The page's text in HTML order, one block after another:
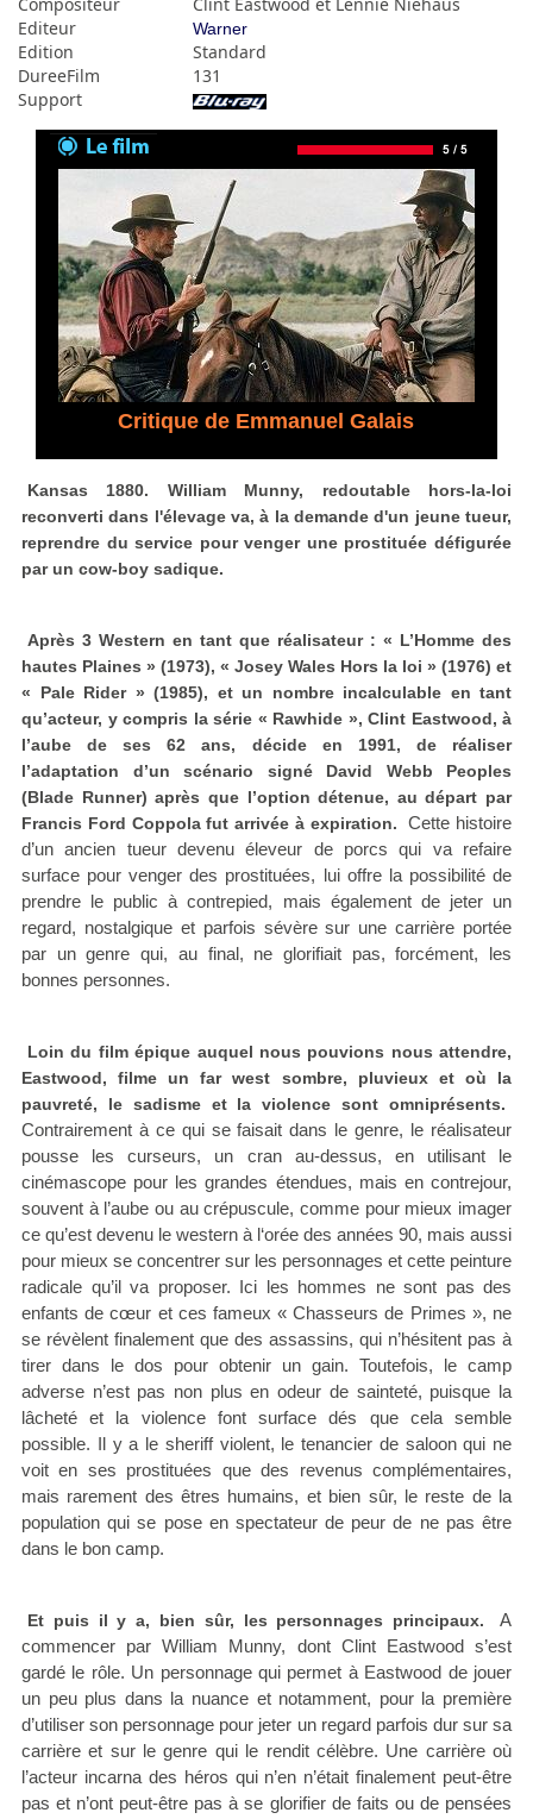
Editeur
Warner
Edition
Standard
DureeFilm
131
Support
Critique de Emmanuel Galais
Kansas 1880. William Munny, redoutable hors-la-loi
reconverti dans l'élevage va, à la demande d'un jeune tueur,
reprendre du service pour venger une prostituée défigurée
par un cow-boy sadique.
Après 3 Western en tant que réalisateur : « L’Homme des
hautes Plaines » (1973), « Josey Wales Hors la loi » (1976) et
« Pale Rider » (1985), et un nombre incalculable en tant
qu’acteur, y compris la série « Rawhide », Clint Eastwood, à
l’aube de ses 62 ans, décide en 1991, de réaliser
l’adaptation d’un scénario signé David Webb Peoples
(Blade Runner) après que l’option détenue, au départ par
Francis Ford Coppola fut arrivée à expiration.
Cette histoire
d’un ancien tueur devenu éleveur de porcs qui va refaire
surface pour venger des prostituées, lui offre la possibilité de
prendre le public à contrepied, mais également de jeter un
regard, nostalgique et parfois sévère sur une carrière portée
par un genre qui, au final, ne glorifiait pas, forcément, les
bonnes personnes.
Loin du film épique auquel nous pouvions nous attendre,
Eastwood, filme un far west sombre, pluvieux et où la
pauvreté, le sadisme et la violence sont omniprésents.
Contrairement à ce qui se faisait dans le genre, le réalisateur
pousse les curseurs, un cran au-dessus, en utilisant le
cinémascope pour les grandes étendues, mais en contrejour,
souvent à l’aube ou au crépuscule, comme pour mieux imager
ce qu’est devenu le western à l‘orée des années 90, mais aussi
pour mieux se concentrer sur les personnages et cette peinture
radicale qu’il va proposer. Ici les hommes ne sont pas des
enfants de cœur et ces fameux « Chasseurs de Primes », ne
se révèlent finalement que des assassins, qui n’hésitent pas à
tirer dans le dos pour obtenir un gain. Toutefois, le camp
adverse n’est pas non plus en odeur de sainteté, puisque la
lâcheté et la violence font surface dés que cela semble
possible. Il y a le sheriff violent, le tenancier de saloon qui ne
voit en ses prostituées que des revenus complémentaires,
mais rarement des êtres humains, et bien sûr, le reste de la
population qui se pose en spectateur de peur de ne pas être
dans le bon camp.
Et puis il y a, bien sûr, les personnages principaux.
A
commencer par William Munny, dont Clint Eastwood s’est
gardé le rôle. Un personnage qui permet à Eastwood de jouer
un peu plus dans la nuance et notamment, pour la première
d’utiliser son personnage pour jeter un regard parfois dur sur sa
carrière et sur le genre qui le rendit célèbre. Une carrière où
l’acteur incarna des héros qui n’en n’était finalement peut-être
pas et n’ont peut-être pas à se glorifier de faits ou de pensées